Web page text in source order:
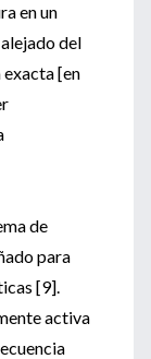
en un
del
exacta [en
de
para
[9].
activa